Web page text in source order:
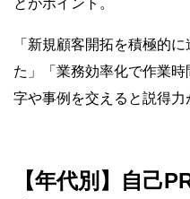
「新規顧客開拓を積極的
た」「業務効率化で作業
字や事例を交えると説得力
【年代別】自己